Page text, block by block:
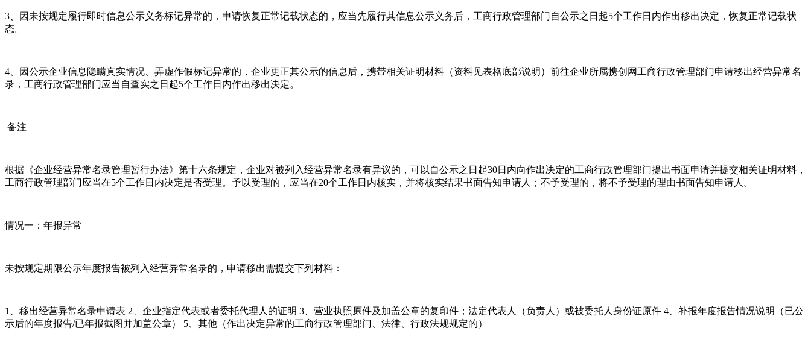
3、因未按规定履行即时信息公示义务标记异常的，申请恢复正常记载状态的，应当先履行其信息公示义务后，工商行政管理部门自公示之日起5个工作日内作出移出决定，恢复正常记载状
态。
4、因公示企业信息隐瞒真实情况、弄虚作假标记异常的，企业更正其公示的信息后，携带相关证明材料（资料见表格底部说明）前往企业所属携创网工商行政管理部门申请移出经营异常名
录，工商行政管理部门应当自查实之日起5个工作日内作出移出决定。
备注
根据《企业经营异常名录管理暂行办法》第十六条规定，企业对被列入经营异常名录有异议的，可以自公示之日起30日内向作出决定的工商行政管理部门提出书面申请并提交相关证明材料，
工商行政管理部门应当在5个工作日内决定是否受理。予以受理的，应当在20个工作日内核实，并将核实结果书面告知申请人；不予受理的，将不予受理的理由书面告知申请人。
情况一：年报异常
未按规定期限公示年度报告被列入经营异常名录的，申请移出需提交下列材料：
1、移出经营异常名录申请表 2、企业指定代表或者委托代理人的证明 3、营业执照原件及加盖公章的复印件；法定代表人（负责人）或被委托人身份证原件 4、补报年度报告情况说明（已公
示后的年度报告/已年报截图并加盖公章） 5、其他（作出决定异常的工商行政管理部门、法律、行政法规规定的）